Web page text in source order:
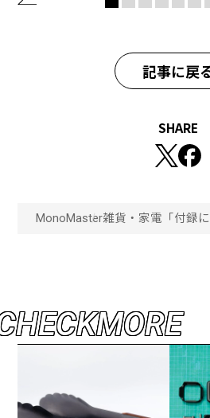
記事に戻
SHARE
MonoMaster雑貨・家電 「付録
HECKMORE